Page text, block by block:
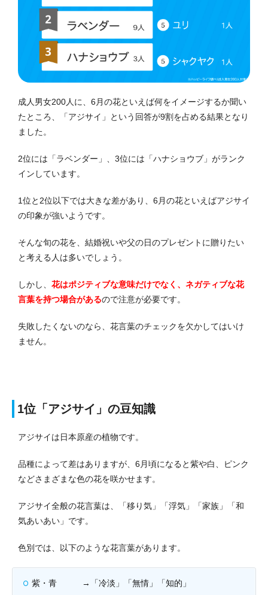
成人男女200人に、6月の花といえば何をイメージするか聞い
たところ、「アジサイ」という回答が9割を占める結果となり
ました。
2位には「ラベンダー」、3位には「ハナショウブ」がランク
インしています。
1位と2位以下では大きな差があり、6月の花といえばアジサイ
の印象が強いようです。
そんな旬の花を、結婚祝いや父の日のプレゼントに贈りたい
と考える人は多いでしょう。
しかし、 花はポジティブな意味だけでなく、ネガティブな花
言葉を持つ場合があるので注意が必要です。
失敗したくないのなら、花言葉のチェックを欠かしてはいけ
ません。
1位「アジサイ」の豆知識
アジサイは日本原産の植物です。
品種によって差はありますが、6月頃になると紫や白、ピンク
などさまざまな色の花を咲かせます。
アジサイ全般の花言葉は、「移り気」「浮気」「家族」「和
気あいあい」です。
色別では、以下のような花言葉があります。
紫・青 →「冷淡」「無情」「知的」